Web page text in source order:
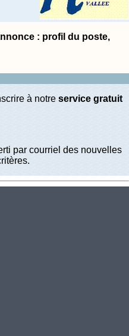
: profil du poste,
à notre service gratuit
par courriel des nouvelles